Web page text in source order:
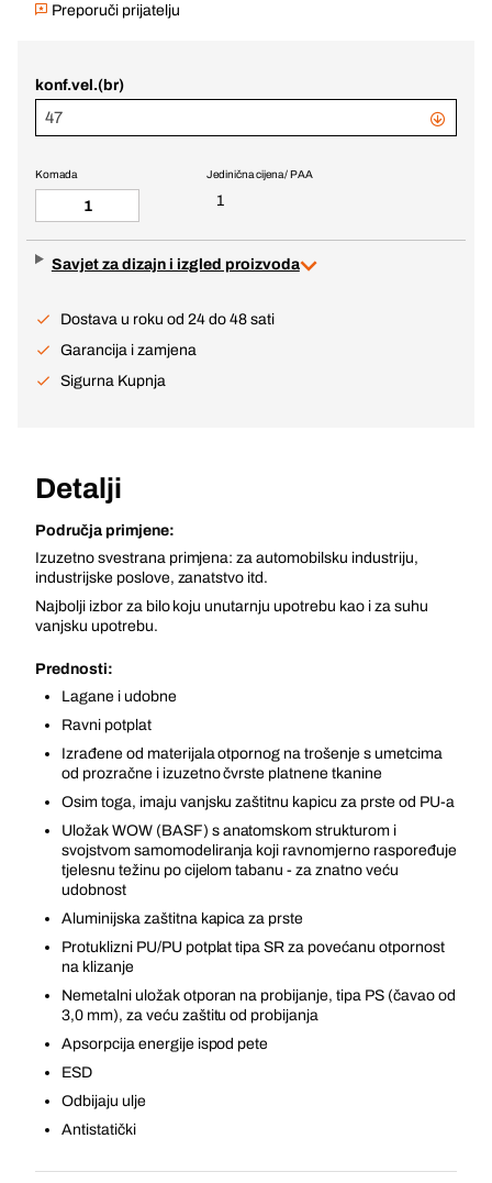
Preporuči prijatelju
konf.vel.(br)
47
Jedinična cijena / PAA
1
Komada
Savjet za dizajn i izgled proizvoda
Dostava u roku od 24 do 48 sati
Garancija i zamjena
Sigurna Kupnja
Detalji
Područja primjene:
Izuzetno svestrana primjena: za automobilsku industriju,
industrijske poslove, zanatstvo itd.
Najbolji izbor za bilo koju unutarnju upotrebu kao i za suhu
vanjsku upotrebu.
Prednosti:
Lagane i udobne
Ravni potplat
Izrađene od materijala otpornog na trošenje s umetcima
od prozračne i izuzetno čvrste platnene tkanine
Osim toga, imaju vanjsku zaštitnu kapicu za prste od PU-a
Uložak WOW (BASF) s anatomskom strukturom i
svojstvom samomodeliranja koji ravnomjerno raspoređuje
tjelesnu težinu po cijelom tabanu - za znatno veću
udobnost
Aluminijska zaštitna kapica za prste
Protuklizni PU/PU potplat tipa SR za povećanu otpornost
na klizanje
Nemetalni uložak otporan na probijanje, tipa PS (čavao od
3,0 mm), za veću zaštitu od probijanja
Apsorpcija energije ispod pete
ESD
Odbijaju ulje
Antistatički